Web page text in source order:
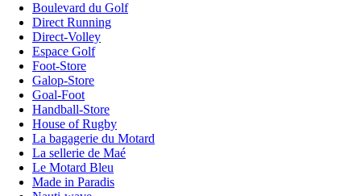
Boulevard du Golf
Direct Running
Direct-Volley
Espace Golf
Foot-Store
Galop-Store
Goal-Foot
Handball-Store
House of Rugby
La bagagerie du Motard
La sellerie de Maé
Le Motard Bleu
Made in Paradis